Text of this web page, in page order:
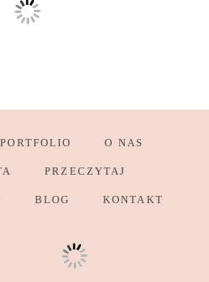
PORTFOLIO O NAS
PRZECZYTAJ
BLOG KONTAKT